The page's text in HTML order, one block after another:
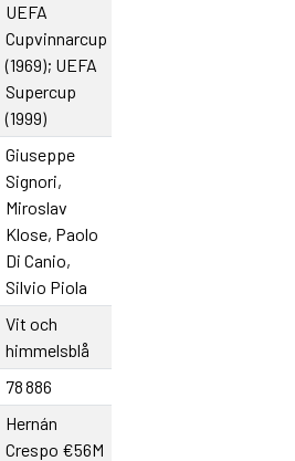
UEFA
Cupvinnarcup
(1969); UEFA
Supercup
(1999)
Giuseppe
Signori,
Miroslav
Klose, Paolo
Di Canio,
Silvio Piola
Vit och
himmelsblå
78 886
Hernán
Crespo €56M